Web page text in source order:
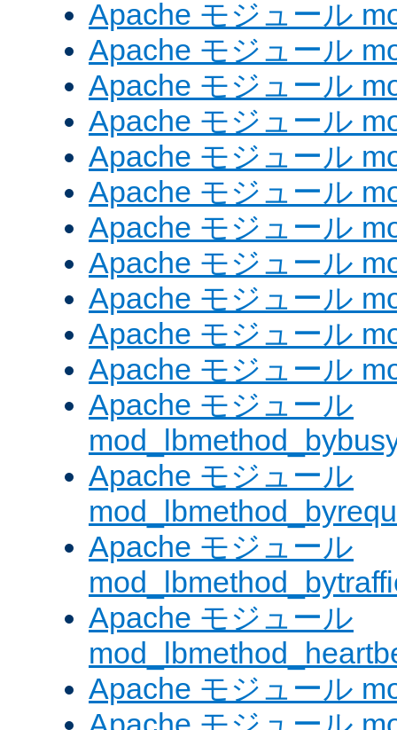
Apache モジュール
Apache モジュール
Apache モジュール
Apache モジュール
Apache モジュール
Apache モジュール
Apache モジュール
Apache モジュール
Apache モジュール
Apache モジュール
Apache モジュール
Apache モジュール
Apache モジュール
Apache モジュール
Apache モジュール
Apache モジュール